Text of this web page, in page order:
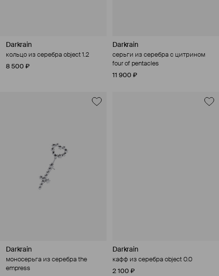
Darkrain
кольцо из серебра object 1.2
8 500 ₽
Darkrain
серьги из серебра с цитрином
four of pentacles
11 900 ₽
Darkrain
моносерьга из серебра the
empress
Darkrain
кафф из серебра object 0.0
2 100 ₽